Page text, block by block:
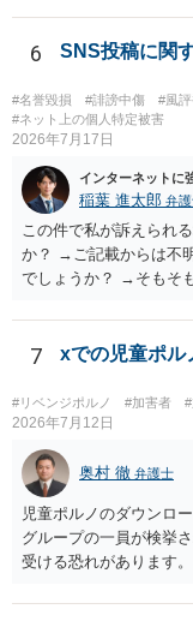
6 SNS投稿に関
#名誉毀損 #誹謗中傷 #風
#ネット上の個人特定被害
2026年7月17日
インターネットに
稲葉 進太郎 弁
この件で私が訴えられ
か？ →ご記載からは不
でしょうか？ →そもそ
らご相談になることを
7 xでの児童ポル
#リベンジポルノ #加害者
2026年7月12日
奥村 徹 弁護士
児童ポルノのダウンロ
グループの一員が検挙
受ける恐れがあります
は珍しくない）、これ